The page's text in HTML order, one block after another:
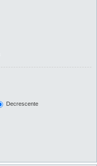
Decrescente